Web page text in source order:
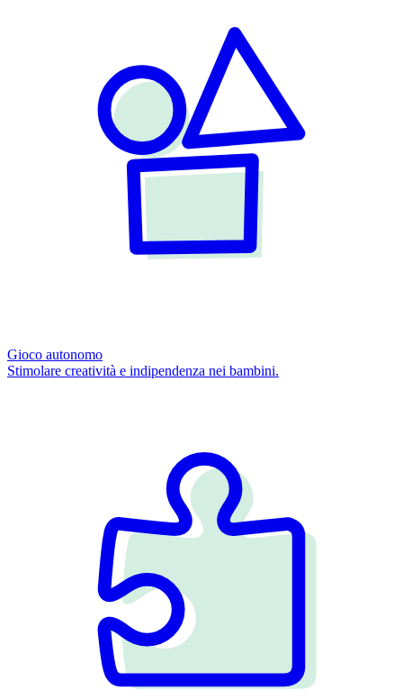
Gioco autonomo
Stimolare creatività e indipendenza nei bambini.